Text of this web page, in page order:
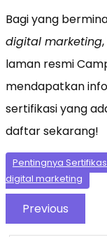
Bagi yang
digital marketing
laman resmi
mendapatkan
sertifikasi yang
daftar sekarang!
Pentingnya
digital marketing
Previous